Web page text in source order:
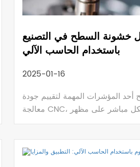
خشونة السطح في التصنيع
باستخدام الحاسب الآلي
2025-01-16
المؤشرات المهمة لتقييم جودة
معالجة CNC، والتي تؤثر بشكل مباشر على مظهر
ووظيفة وعمر خدمة قطعة العمل.